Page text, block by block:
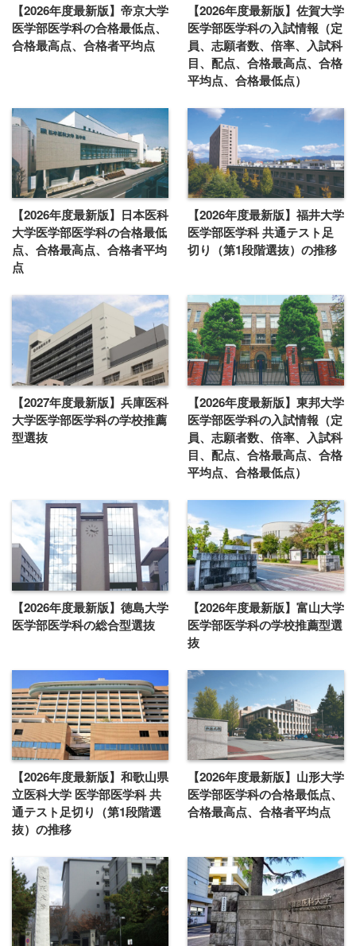
【2026年度最新版】帝京大学
医学部医学科の合格最低点、
合格最高点、合格者平均点
【2026年度最新版】佐賀大学
医学部医学科の入試情報（定
員、志願者数、倍率、入試科
目、配点、合格最高点、合格
平均点、合格最低点）
【2026年度最新版】日本医科
大学医学部医学科の合格最低
点、合格最高点、合格者平均
点
【2026年度最新版】福井大学
医学部医学科 共通テスト足
切り（第1段階選抜）の推移
【2027年度最新版】兵庫医科
大学医学部医学科の学校推薦
型選抜
【2026年度最新版】東邦大学
医学部医学科の入試情報（定
員、志願者数、倍率、入試科
目、配点、合格最高点、合格
平均点、合格最低点）
【2026年度最新版】徳島大学
医学部医学科の総合型選抜
【2026年度最新版】富山大学
医学部医学科の学校推薦型選
抜
【2026年度最新版】和歌山県
立医科大学 医学部医学科 共
通テスト足切り（第1段階選
抜）の推移
【2026年度最新版】山形大学
医学部医学科の合格最低点、
合格最高点、合格者平均点